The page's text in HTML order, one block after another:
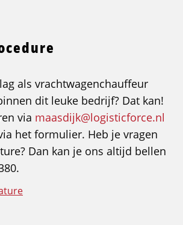
als vrachtwagenchauffeur
dit leuke bedrijf? Dat kan!
via maasdijk@logisticforce.nl
het formulier. Heb je vragen
Dan kan je ons altijd bellen